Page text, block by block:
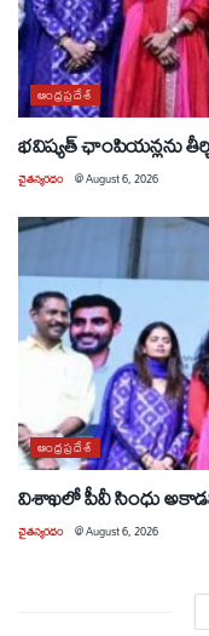
ఆంధ్రప్రదేశ్
భవిష్యత్ ఛాంపియన్లను
చైతన్యరధం @August 6, 2026
ఆంధ్రప్రదేశ్
విశాఖలో పీవీ సింధు
చైతన్యరధం @August 6, 2026